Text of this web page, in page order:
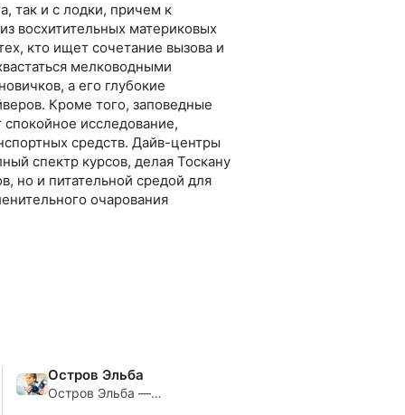
так и с лодки, причем к
восхитительных материковых
кто ищет сочетание вызова и
мелководными
а его глубокие
Кроме того, заповедные
исследование,
средств. Дайв-центры
спектр курсов, делая Тоскану
но и питательной средой для
очарования
Остров Эльба
Остров Эльба —